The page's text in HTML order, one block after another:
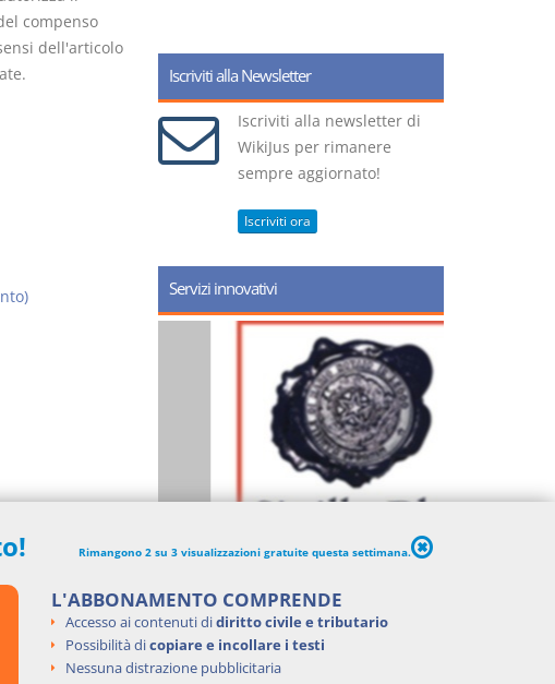
compenso
dell'articolo
Iscriviti alla Newsletter
Iscriviti alla newsletter di
WikiJus per rimanere
sempre aggiornato!
Iscriviti ora
Servizi innovativi
Rimangono 2 su 3 visualizzazioni gratuite questa settimana.
L'ABBONAMENTO COMPRENDE
Accesso ai contenuti didiritto civile e tributario
Possibilità dicopiare e incollare i testi
Nessuna distrazione pubblicitaria